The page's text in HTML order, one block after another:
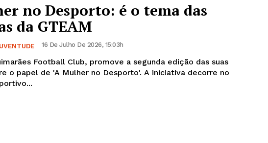
no Desporto: é o tema das
da GTEAM
16 De Julho De 2026, 15:03h
Football Club, promove a segunda edição das suas
de 'A Mulher no Desporto'. A iniciativa decorre no